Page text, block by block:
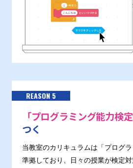
REASON 5
「プログラミング能力検
つく
当教室のカリキュラムは「プログ
準拠しており、日々の授業が検定